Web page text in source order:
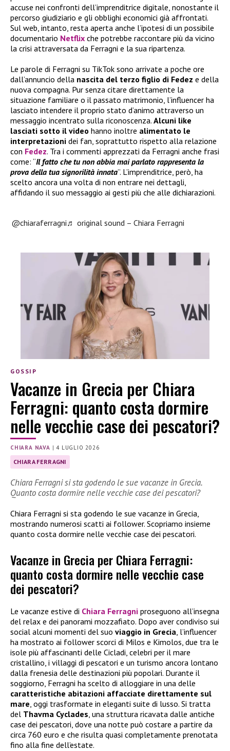
accuse nei confronti dell’imprenditrice digitale, nonostante il
percorso giudiziario e gli obblighi economici già affrontati.
Sul web, intanto, resta aperta anche l’ipotesi di un possibile
documentario Netflix che potrebbe raccontare più da vicino
la crisi attraversata da Ferragni e la sua ripartenza.
Le parole di Ferragni su TikTok sono arrivate a poche ore
dall’annuncio della nascita del terzo figlio di Fedez e della
nuova compagna. Pur senza citare direttamente la
situazione familiare o il passato matrimonio, l’influencer ha
lasciato intendere il proprio stato d’animo attraverso un
messaggio incentrato sulla riconoscenza. Alcuni like
lasciati sotto il video hanno inoltre alimentato le
interpretazioni dei fan, soprattutto rispetto alla relazione
con Fedez. Tra i commenti apprezzati da Ferragni anche frasi
come: “Il fatto che tu non abbia mai parlato rappresenta la
prova della tua signorilità innata”. L’imprenditrice, però, ha
scelto ancora una volta di non entrare nei dettagli,
affidando il suo messaggio ai gesti più che alle dichiarazioni.
@chiaraferragni♬ original sound – Chiara Ferragni
GOSSIP
Vacanze in Grecia per Chiara
Ferragni: quanto costa dormire
nelle vecchie case dei pescatori?
CHIARA NAVA |4 LUGLIO 2026
CHIARA FERRAGNI
Chiara Ferragni si sta godendo le sue vacanze in Grecia.
Quanto costa dormire nelle vecchie case dei pescatori?
Chiara Ferragni si sta godendo le sue vacanze in Grecia,
mostrando numerosi scatti ai follower. Scopriamo insieme
quanto costa dormire nelle vecchie case dei pescatori.
Vacanze in Grecia per Chiara Ferragni:
quanto costa dormire nelle vecchie case
dei pescatori?
Le vacanze estive di Chiara Ferragni proseguono all’insegna
del relax e dei panorami mozzafiato. Dopo aver condiviso sui
social alcuni momenti del suo viaggio in Grecia, l’influencer
ha mostrato ai follower scorci di Milos e Kimolos, due tra le
isole più affascinanti delle Cicladi, celebri per il mare
cristallino, i villaggi di pescatori e un turismo ancora lontano
dalla frenesia delle destinazioni più popolari. Durante il
soggiorno, Ferragni ha scelto di alloggiare in una delle
caratteristiche abitazioni affacciate direttamente sul
mare, oggi trasformate in eleganti suite di lusso. Si tratta
del Thavma Cyclades, una struttura ricavata dalle antiche
case dei pescatori, dove una notte può costare a partire da
circa 760 euro e che risulta quasi completamente prenotata
fino alla fine dell’estate.